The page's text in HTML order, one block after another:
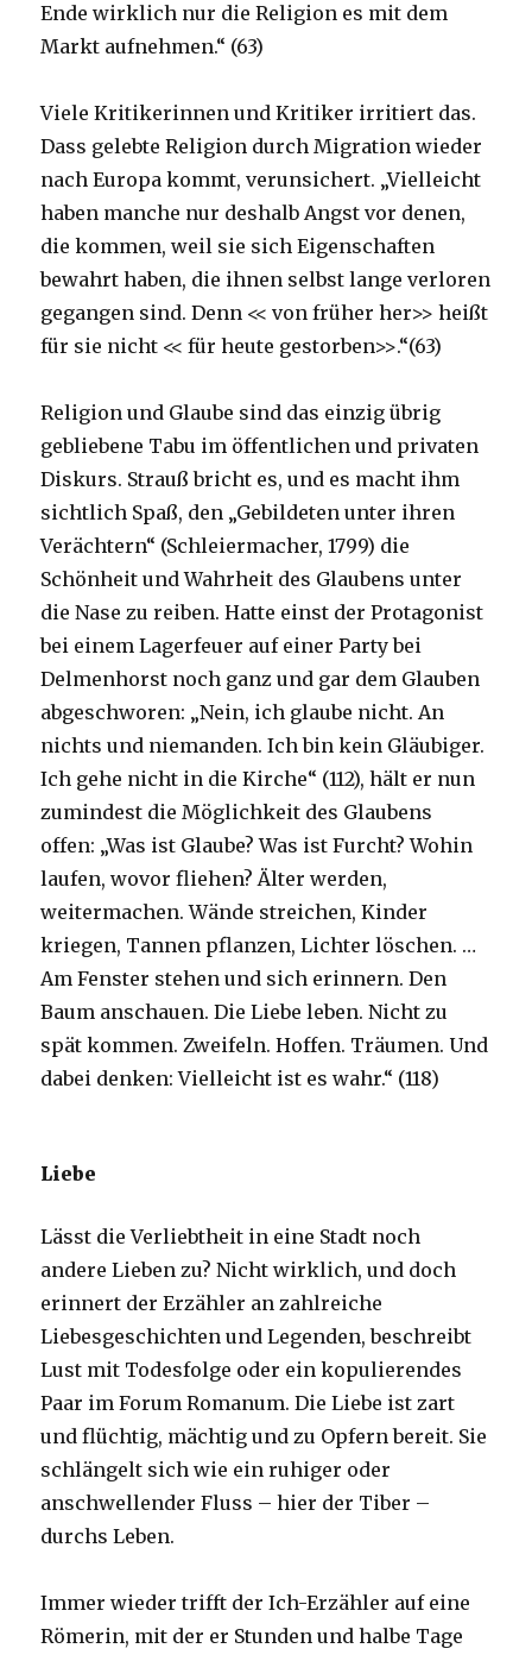
Ende wirklich nur die Religion es mit dem
Markt aufnehmen.“ (63)
Viele Kritikerinnen und Kritiker irritiert das.
Dass gelebte Religion durch Migration wieder
nach Europa kommt, verunsichert. „Vielleicht
haben manche nur deshalb Angst vor denen,
die kommen, weil sie sich Eigenschaften
bewahrt haben, die ihnen selbst lange verloren
gegangen sind. Denn << von früher her>> heißt
für sie nicht << für heute gestorben>>.“(63)
Religion und Glaube sind das einzig übrig
gebliebene Tabu im öffentlichen und privaten
Diskurs. Strauß bricht es, und es macht ihm
sichtlich Spaß, den „Gebildeten unter ihren
Verächtern“ (Schleiermacher, 1799) die
Schönheit und Wahrheit des Glaubens unter
die Nase zu reiben. Hatte einst der Protagonist
bei einem Lagerfeuer auf einer Party bei
Delmenhorst noch ganz und gar dem Glauben
abgeschworen: „Nein, ich glaube nicht. An
nichts und niemanden. Ich bin kein Gläubiger.
Ich gehe nicht in die Kirche“ (112), hält er nun
zumindest die Möglichkeit des Glaubens
offen: „Was ist Glaube? Was ist Furcht? Wohin
laufen, wovor fliehen? Älter werden,
weitermachen. Wände streichen, Kinder
kriegen, Tannen pflanzen, Lichter löschen. …
Am Fenster stehen und sich erinnern. Den
Baum anschauen. Die Liebe leben. Nicht zu
spät kommen. Zweifeln. Hoffen. Träumen. Und
dabei denken: Vielleicht ist es wahr.“ (118)
Liebe
Lässt die Verliebtheit in eine Stadt noch
andere Lieben zu? Nicht wirklich, und doch
erinnert der Erzähler an zahlreiche
Liebesgeschichten und Legenden, beschreibt
Lust mit Todesfolge oder ein kopulierendes
Paar im Forum Romanum. Die Liebe ist zart
und flüchtig, mächtig und zu Opfern bereit. Sie
schlängelt sich wie ein ruhiger oder
anschwellender Fluss – hier der Tiber –
durchs Leben.
Immer wieder trifft der Ich-Erzähler auf eine
Römerin, mit der er Stunden und halbe Tage